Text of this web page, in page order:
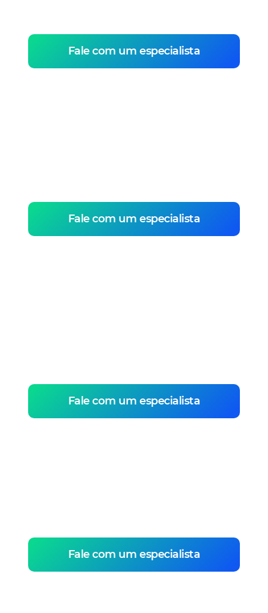
Fale com um especialista
Fale com um especialista
Fale com um especialista
Fale com um especialista